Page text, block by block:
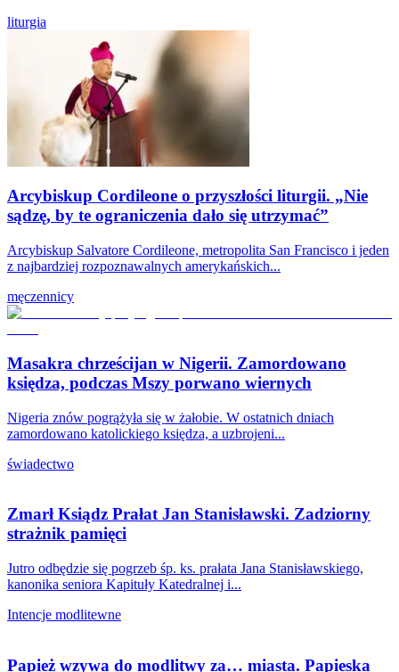
liturgia
Arcybiskup Cordileone o przyszłości liturgii. „Nie
sądzę, by te ograniczenia dało się utrzymać”
Arcybiskup Salvatore Cordileone, metropolita San Francisco i jeden
z najbardziej rozpoznawalnych amerykańskich...
męczennicy
Masakra chrześcijan w Nigerii. Zamordowano
księdza, podczas Mszy porwano wiernych
Nigeria znów pogrążyła się w żałobie. W ostatnich dniach
zamordowano katolickiego księdza, a uzbrojeni...
świadectwo
Zmarł Ksiądz Prałat Jan Stanisławski. Zadziorny
strażnik pamięci
Jutro odbędzie się pogrzeb śp. ks. prałata Jana Stanisławskiego,
kanonika seniora Kapituły Katedralnej i...
Intencje modlitewne
Papież wzywa do modlitwy za… miasta. Papieska